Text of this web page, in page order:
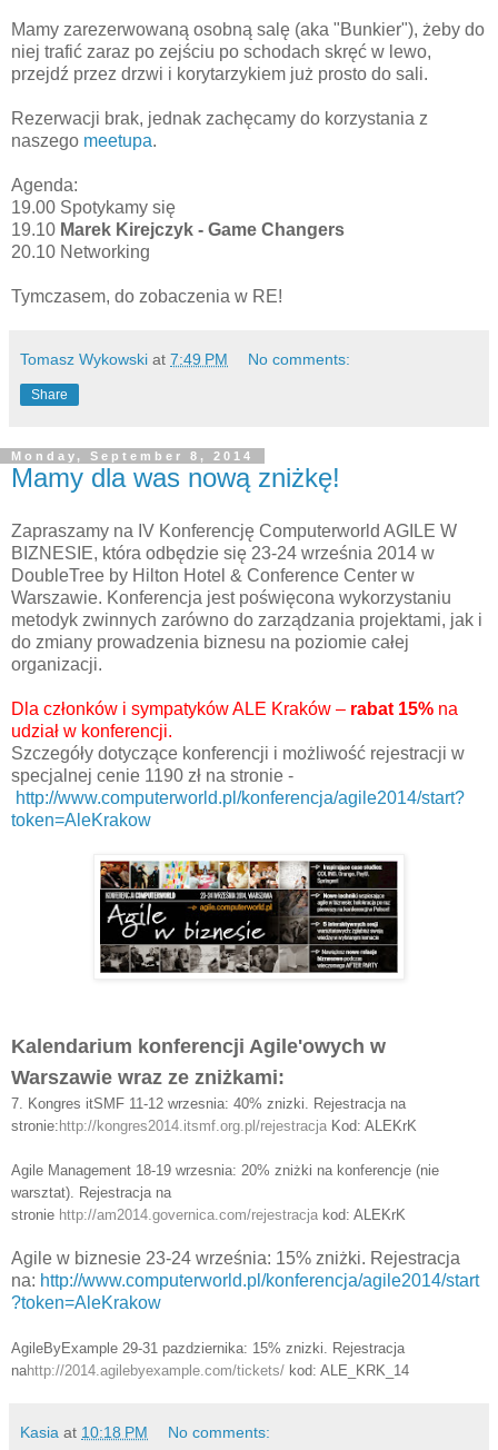
Mamy zarezerwowaną osobną salę (aka "Bunkier"), żeby do
niej trafić zaraz po zejściu po schodach skręć w lewo,
przejdź przez drzwi i korytarzykiem już prosto do sali.
Rezerwacji brak, jednak zachęcamy do korzystania z
naszego meetupa.
Agenda:
19.00 Spotykamy się
19.10 Marek Kirejczyk - Game Changers
20.10 Networking
Tymczasem, do zobaczenia w RE!
Tomasz Wykowski at 7:49 PM No comments:
Share
Monday, September 8, 2014
Mamy dla was nową zniżkę!
Zapraszamy na IV Konferencję Computerworld AGILE W
BIZNESIE, która odbędzie się 23-24 września 2014 w
DoubleTree by Hilton Hotel & Conference Center w
Warszawie. Konferencja jest poświęcona wykorzystaniu
metodyk zwinnych zarówno do zarządzania projektami, jak i
do zmiany prowadzenia biznesu na poziomie całej
organizacji.
Dla członków i sympatyków ALE Kraków – rabat 15% na
udział w konferencji.
Szczegóły dotyczące konferencji i możliwość rejestracji w
specjalnej cenie 1190 zł na stronie -
http://www.computerworld.pl/konferencja/agile2014/start?
token=AleKrakow
Kalendarium konferencji Agile'owych w
Warszawie wraz ze zniżkami:
7. Kongres itSMF 11-12 wrzesnia: 40% znizki. Rejestracja na
stronie: http://kongres2014.itsmf.org.pl/rejestracja Kod: ALEKrK
Agile Management 18-19 wrzesnia: 20% zniżki na konferencje (nie
warsztat). Rejestracja na
stronie http://am2014.governica.com/rejestracja kod: ALEKrK
Agile w biznesie 23-24 września: 15% zniżki. Rejestracja
na: http://www.computerworld.pl/konferencja/agile2014/start
?token=AleKrakow
AgileByExample 29-31 pazdziernika: 15% znizki. Rejestracja
nahttp://2014.agilebyexample.com/tickets/ kod: ALE_KRK_14
Kasia at 10:18 PM No comments: